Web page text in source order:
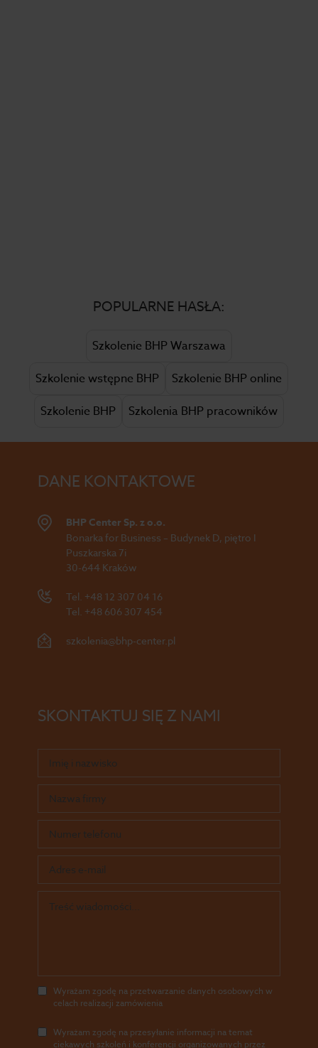
POPULARNE HASŁA:
Szkolenie BHP Warszawa
Szkolenie wstępne BHP
Szkolenie BHP online
Szkolenie BHP
Szkolenia BHP pracowników
DANE KONTAKTOWE
BHP Center Sp. z o.o.
Bonarka for Business – Budynek D, piętro I
Puszkarska 7i
30-644 Kraków
Tel. +48 12 307 04 16
Tel. +48 606 307 454
szkolenia@bhp-center.pl
SKONTAKTUJ SIĘ Z NAMI
Wyrażam zgodę na przetwarzanie danych osobowych w
celach realizacji zamówienia
Wyrażam zgodę na przesyłanie informacji na temat
ciekawych szkoleń i konferencji organizowanych przez